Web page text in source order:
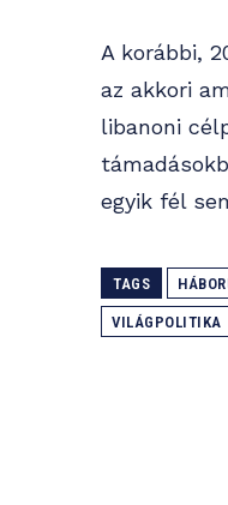
A korábbi,
az akkori
libanoni
egyik fél
TAGS
VILÁGPOLITIKA